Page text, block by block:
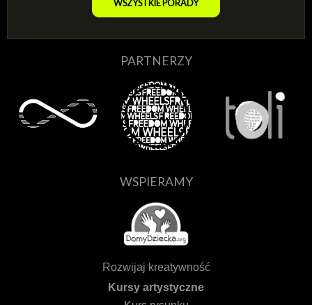
WSZYSTKIE PORADY
PARTNERZY
WSPIERAMY
Rozwijaj kreatywność
Kursy artystyczne